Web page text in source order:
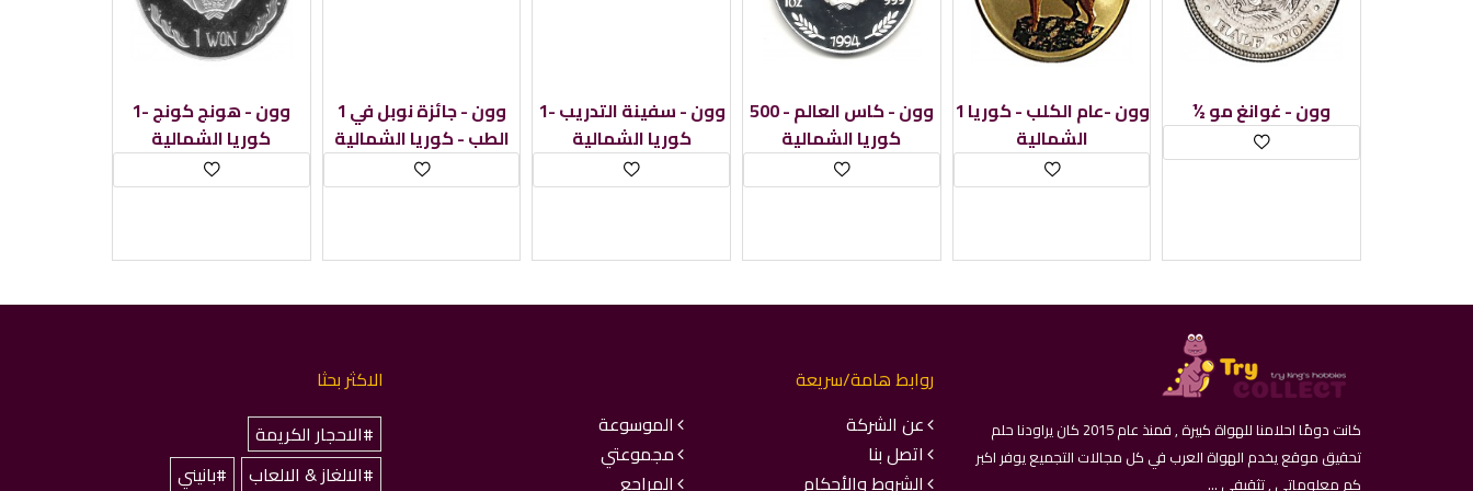
½ وون - غوانغ مو
1 وون -عام الكلب - كوريا
الشمالية
500 وون - كاس العالم -
كوريا الشمالية
1وون - سفينة التدريب -
كوريا الشمالية
1 وون - جائزة نوبل في
الطب - كوريا الشمالية
1وون - هونج كونج -
كوريا الشمالية
كانت دومًا احلامنا للهواة كبيرة , فمنذ عام 2015 كان يراودنا حلم
تحقيق موقع يخدم الهواة العرب في كل مجالات التجميع يوفر اكبر
كم معلوماتي , تثقيفي ...
روابط هامة/سريعة
عن الشركة
الموسوعة
اتصل بنا
مجموعتي
الشروط والأحكام
المراجع
الاكثر بحثا
#الاحجار الكريمة
#الالغاز & الالعاب
#بانيني